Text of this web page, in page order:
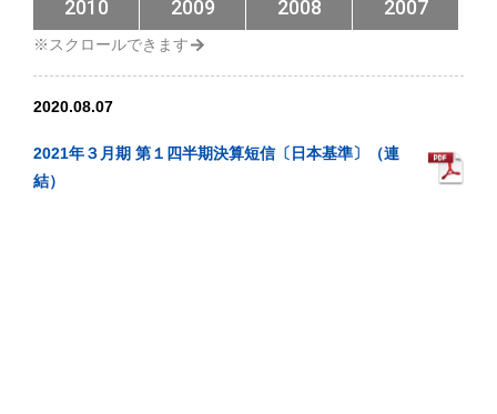
2010
2009 2008 2007
2020.08.07
2021年３月期 第１四半期決算短信〔日本基準〕（連
結）